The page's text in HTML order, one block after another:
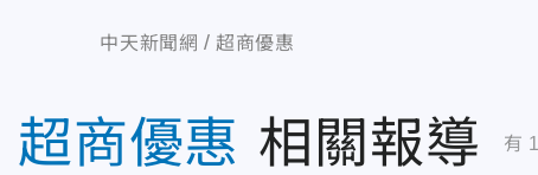
中天新聞網 超商優惠
超商優惠 相關報導 有